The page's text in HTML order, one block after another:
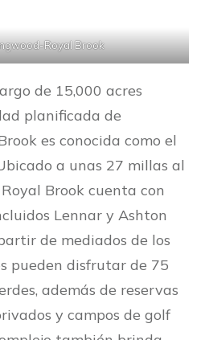
Royal Brook
de 15,000 acres
planificada de
es conocida como el
a unas 27 millas al
Brook cuenta con
Lennar y Ashton
de mediados de los
pueden disfrutar de 75
además de reservas
y campos de golf